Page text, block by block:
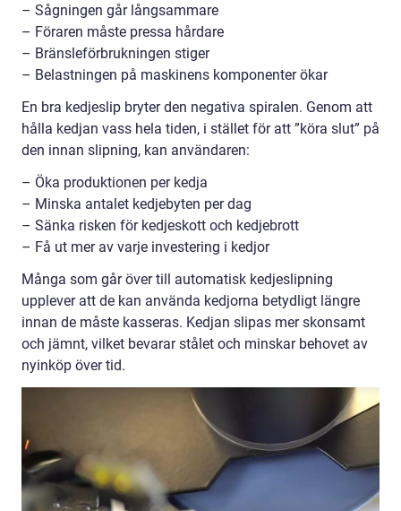
– Sågningen går långsammare
– Föraren måste pressa hårdare
– Bränsleförbrukningen stiger
– Belastningen på maskinens komponenter ökar
En bra kedjeslip bryter den negativa spiralen. Genom att
hålla kedjan vass hela tiden, i stället för att ”köra slut” på
den innan slipning, kan användaren:
– Öka produktionen per kedja
– Minska antalet kedjebyten per dag
– Sänka risken för kedjeskott och kedjebrott
– Få ut mer av varje investering i kedjor
Många som går över till automatisk kedjeslipning
upplever att de kan använda kedjorna betydligt längre
innan de måste kasseras. Kedjan slipas mer skonsamt
och jämnt, vilket bevarar stålet och minskar behovet av
nyinköp över tid.